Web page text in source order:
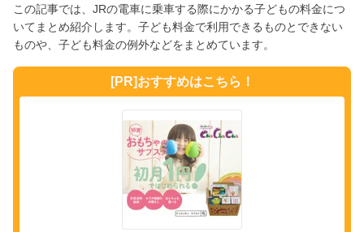
この記事では、JRの電車に乗車する際にかかる子どもの料金につ
いてまとめ紹介します。子ども料金で利用できるものとできない
ものや、子ども料金の例外などをまとめています。
[PR]おすすめはこちら！